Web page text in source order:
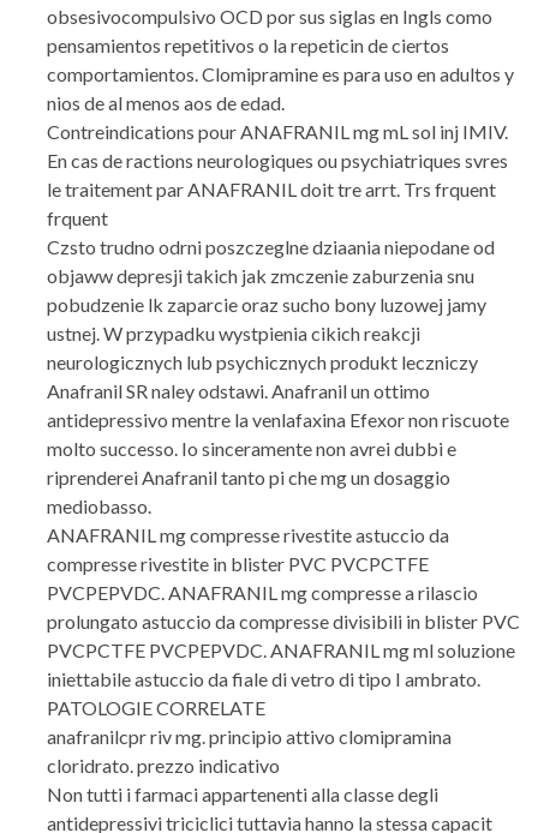
obsesivocompulsivo OCD por sus siglas en Ingls como
pensamientos repetitivos o la repeticin de ciertos
comportamientos. Clomipramine es para uso en adultos y
nios de al menos aos de edad.
Contreindications pour ANAFRANIL mg mL sol inj IMIV.
En cas de ractions neurologiques ou psychiatriques svres
le traitement par ANAFRANIL doit tre arrt. Trs frquent
frquent
Czsto trudno odrni poszczeglne dziaania niepodane od
objaww depresji takich jak zmczenie zaburzenia snu
pobudzenie lk zaparcie oraz sucho bony luzowej jamy
ustnej. W przypadku wystpienia cikich reakcji
neurologicznych lub psychicznych produkt leczniczy
Anafranil SR naley odstawi. Anafranil un ottimo
antidepressivo mentre la venlafaxina Efexor non riscuote
molto successo. Io sinceramente non avrei dubbi e
riprenderei Anafranil tanto pi che mg un dosaggio
mediobasso.
ANAFRANIL mg compresse rivestite astuccio da
compresse rivestite in blister PVC PVCPCTFE
PVCPEPVDC. ANAFRANIL mg compresse a rilascio
prolungato astuccio da compresse divisibili in blister PVC
PVCPCTFE PVCPEPVDC. ANAFRANIL mg ml soluzione
iniettabile astuccio da fiale di vetro di tipo I ambrato.
PATOLOGIE CORRELATE
anafranilcpr riv mg. principio attivo clomipramina
cloridrato. prezzo indicativo
Non tutti i farmaci appartenenti alla classe degli
antidepressivi triciclici tuttavia hanno la stessa capacit